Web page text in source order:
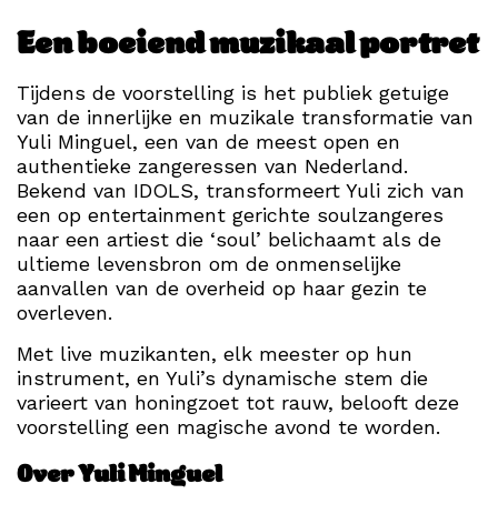
Een boeiend muzikaal portret
Tijdens de voorstelling is het publiek getuige
van de innerlijke en muzikale transformatie van
Yuli Minguel, een van de meest open en
authentieke zangeressen van Nederland.
Bekend van IDOLS, transformeert Yuli zich van
een op entertainment gerichte soulzangeres
naar een artiest die ‘soul’ belichaamt als de
ultieme levensbron om de onmenselijke
aanvallen van de overheid op haar gezin te
overleven.
Met live muzikanten, elk meester op hun
instrument, en Yuli’s dynamische stem die
varieert van honingzoet tot rauw, belooft deze
voorstelling een magische avond te worden.
Over Yuli Minguel